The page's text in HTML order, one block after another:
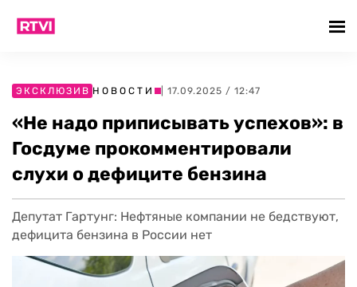
ЭКСКЛЮЗИВ НОВОСТИ | 17.09.2025 / 12:47
«Не надо приписывать успехов»: в
Госдуме прокомментировали
слухи о дефиците бензина
Депутат Гартунг: Нефтяные компании не бедствуют,
дефицита бензина в России нет